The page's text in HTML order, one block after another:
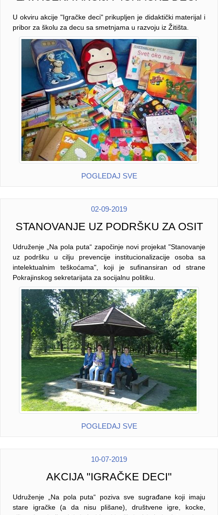
U okviru akcije "Igračke deci" prikupljen je didaktički materijal i
pribor za školu za decu sa smetnjama u razvoju iz Žitišta.
POGLEDAJ SVE
02-09-2019
STANOVANJE UZ PODRŠKU ZA OSIT
Udruženje „Na pola puta“ započinje novi projekat "Stanovanje
uz podršku u cilju prevencije institucionalizacije osoba sa
intelektualnim teškoćama", koji je sufinansiran od strane
Pokrajinskog sekretarijata za socijalnu politiku.
POGLEDAJ SVE
10-07-2019
AKCIJA "IGRAČKE DECI"
Udruženje „Na pola puta“ poziva sve sugrađane koji imaju
stare igračke (a da nisu plišane), društvene igre, kocke,